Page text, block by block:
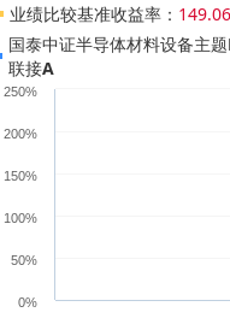
业绩比较基准收益率 ：
国泰中证半导体材料设备主
联接A
0%
50%
100%
150%
200%
250%